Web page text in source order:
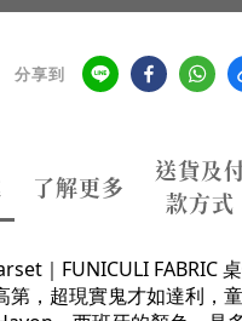
分享到
了解更多
送貨及
款方式
｜FUNICULI FABRIC 桌
第，超現實鬼才如達利，